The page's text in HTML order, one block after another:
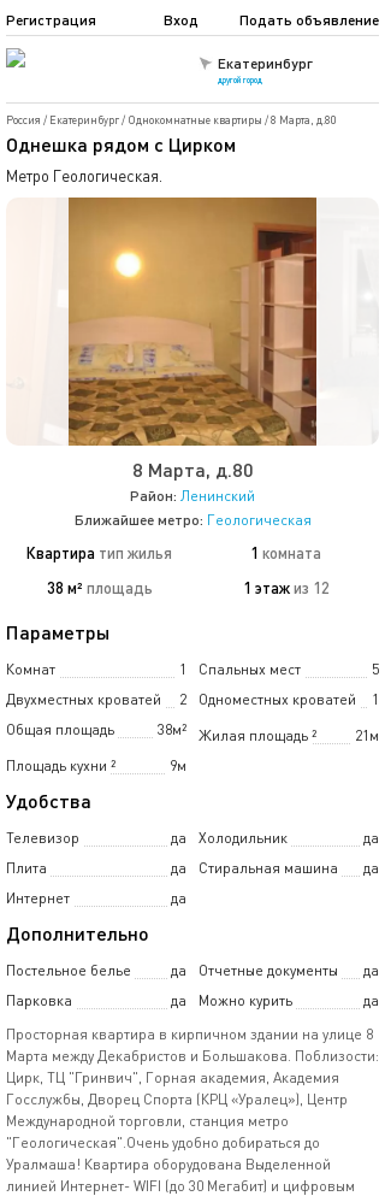
Екатеринбург
другой город
Подать объявление
Регистрация Вход
Россия / Екатеринбург/ Однокомнатные квартиры /8 Марта, д.80
Однешка рядом с Цирком
Метро Геологическая.
8 Марта, д.80
Район: Ленинский
Ближайшее метро: Геологическая
Квартира тип жилья 1 комната
38 м² площадь 1 этаж из 12
Параметры
Комнат 1 Спальных мест
5
Двухместных кроватей
2 Одноместных кроватей
1
Общая площадь
38м² Жилая площадь 21м
²
Площадь кухни
9м
²
Удобства
Телевизор да Холодильник
да
Плита
да Стиральная машина
да
Интернет
да
Дополнительно
Постельное белье да Отчетные документы
да
Парковка
да Можно курить
да
Просторная квартира в кирпичном здании на улице 8
Марта между Декабристов и Большакова. Поблизости:
Цирк, ТЦ "Гринвич", Горная академия, Академия
Госслужбы, Дворец Спорта (КРЦ «Уралец»), Центр
Международной торговли, станция метро
"Геологическая".Очень удобно добираться до
Уралмаша! Квартира оборудована Выделенной
линией Интернет- WIFI (до 30 Мегабит) и цифровым